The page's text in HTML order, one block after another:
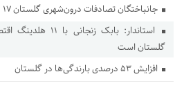
جانباختگان تصادفات درون‌شهری گلستان ۱۷ درصد کاهش یافت
استاندار: بابک
گلستان است
افزایش ۵۳ درصدی بارندگی‌ها در گلستان